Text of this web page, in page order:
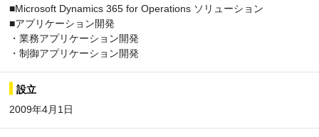
■Microsoft Dynamics 365 for Operations ソリューション
■アプリケーション開発
・業務アプリケーション開発
・制御アプリケーション開発
設立
2009年4月1日